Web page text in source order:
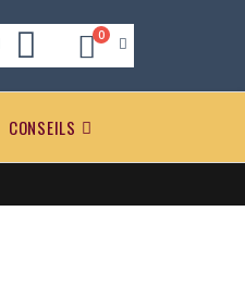
0
CONSEILS